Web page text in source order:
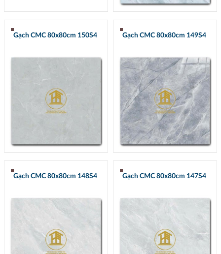
Gạch CMC 80x80cm 150S4 Gạch CMC 80x80cm 149S4
Gạch CMC 80x80cm 148S4 Gạch CMC 80x80cm 147S4